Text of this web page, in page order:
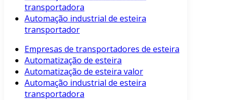
transportadora
Automação industrial de esteira
transportador
Empresas de transportadores de esteira
Automatização de esteira
Automatização de esteira valor
Automação industrial de esteira
transportadora